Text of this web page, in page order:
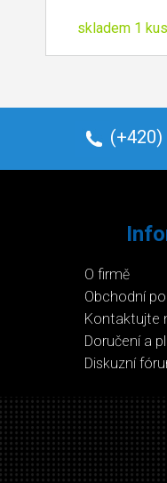
skladem 1 kus
(+420)
O firmě
Obchodní
Kontaktujte
Doručení a
Diskuzní